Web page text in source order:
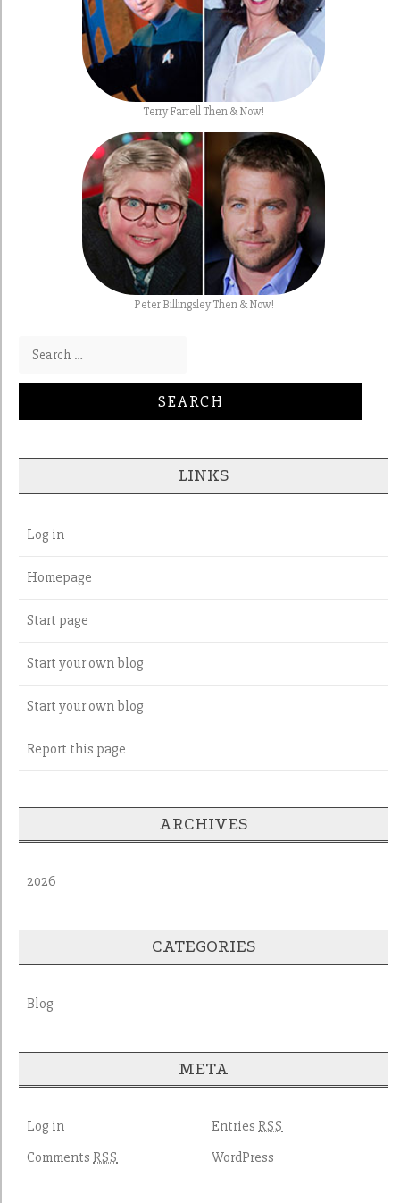
Terry Farrell Then & Now!
Peter Billingsley Then & Now!
Search for:
LINKS
Log in
Homepage
Start page
Start your own blog
Start your own blog
Report this page
ARCHIVES
2026
CATEGORIES
Blog
META
Log in Entries RSS
Comments RSS WordPress